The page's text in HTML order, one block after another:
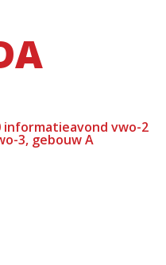
informatieavond vwo-2
3, gebouw A